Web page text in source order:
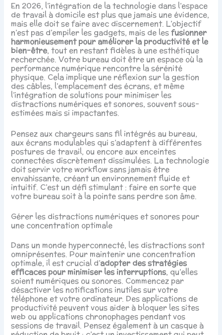
En 2026, l’intégration de la technologie dans l’espace
de travail à domicile est plus que jamais une évidence,
mais elle doit se faire avec discernement. L’objectif
n’est pas d’empiler les gadgets, mais de lesfusionner
harmonieusement pour améliorer la productivité et le
bien-être, tout en restant fidèles à une esthétique
recherchée. Votre bureau doit être un espace où la
performance numérique rencontre la sérénité
physique. Cela implique une réflexion sur la gestion
des câbles, l’emplacement des écrans, et même
l’intégration de solutions pour minimiser les
distractions numériques et sonores, souvent sous-
estimées mais si impactantes.
Pensez aux chargeurs sans fil intégrés au bureau,
aux écrans modulables qui s’adaptent à différentes
postures de travail, ou encore aux enceintes
connectées discrètement dissimulées. La technologie
doit servir votre workflow sans jamais être
envahissante, créant un environnement fluide et
intuitif. C’est un défi stimulant : faire en sorte que
votre bureau soit à la pointe sans perdre son âme.
Gérer les distractions numériques et sonores pour
une concentration optimale
Dans un monde hyperconnecté, les distractions sont
omniprésentes. Pour maintenir une concentration
optimale, il est crucial d’adopter des stratégies
efficaces pour minimiser les interruptions, qu’elles
soient numériques ou sonores. Commencez par
désactiver les notifications inutiles sur votre
téléphone et votre ordinateur. Des applications de
productivité peuvent vous aider à bloquer les sites
web ou applications chronophages pendant vos
sessions de travail. Pensez également à un casque à